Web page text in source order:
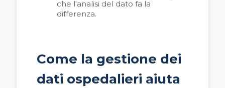
che l'analisi del dato fa la
differenza.
Come la gestione dei
dati ospedalieri aiuta